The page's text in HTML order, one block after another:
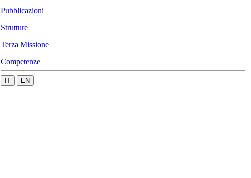
Pubblicazioni
Strutture
Terza Missione
Competenze
IT EN